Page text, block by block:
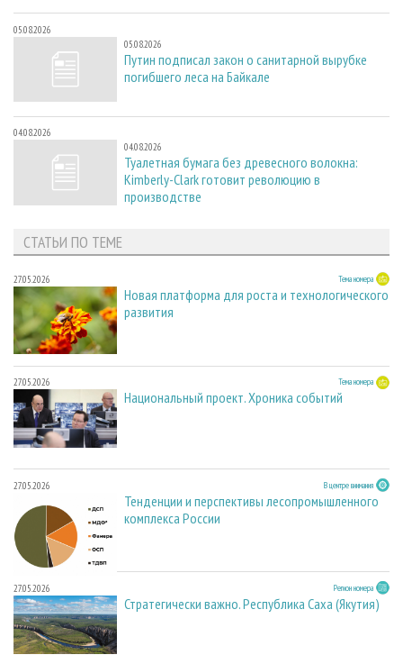
05.08.2026
05.08.2026
Путин подписал закон о санитарной вырубке
погибшего леса на Байкале
04.08.2026
04.08.2026
Туалетная бумага без древесного волокна:
Kimberly-Clark готовит революцию в
производстве
СТАТЬИ ПО ТЕМЕ
27.05.2026 Тема номера
Новая платформа для роста и технологического
развития
27.05.2026 Тема номера
Национальный проект. Хроника событий
27.05.2026 В центре внимания
Тенденции и перспективы лесопромышленного
комплекса России
27.05.2026 Регион номера
Стратегически важно. Республика Саха (Якутия)